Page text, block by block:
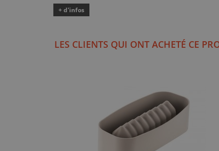
+ d'infos
LES CLIENTS QUI ONT ACHETÉ CE